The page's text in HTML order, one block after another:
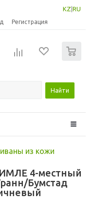
KZ RU
Регистрация
Найти
из кожи
4-местный
Бумстад